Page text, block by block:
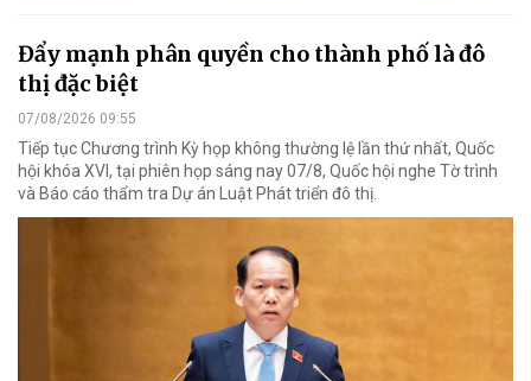
Đẩy mạnh phân quyền cho thành phố là đô
thị đặc biệt
07/08/2026 09:55
Tiếp tục Chương trình Kỳ họp không thường lệ lần thứ nhất, Quốc
hội khóa XVI, tại phiên họp sáng nay 07/8, Quốc hội nghe Tờ trình
và Báo cáo thẩm tra Dự án Luật Phát triển đô thị.